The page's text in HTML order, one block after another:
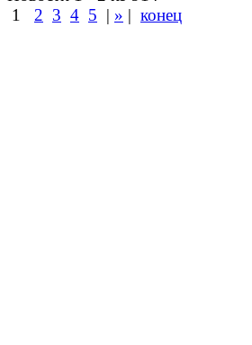
1
2 3 4 5 | » | конец